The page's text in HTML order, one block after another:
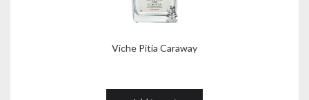
Viche Pitia Caraway